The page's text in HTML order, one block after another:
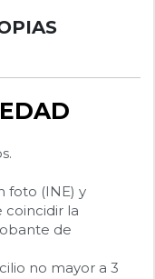
foto (INE) y
coincidir la
de
no mayor a 3